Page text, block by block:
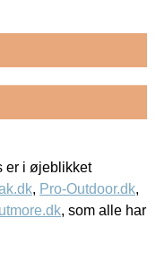
er i øjeblikket
, Pro-Outdoor.dk,
, som alle har